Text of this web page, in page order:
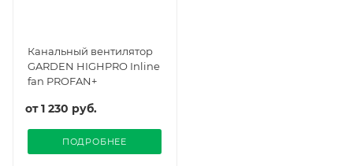
Канальный вентилятор
GARDEN HIGHPRO Inline
fan PROFAN+
от1 230 руб.
ПОДРОБНЕЕ